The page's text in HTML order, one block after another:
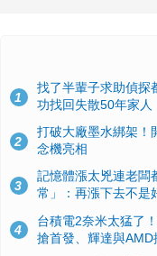
1
找了半輩子求助偵探
功找回失散50年家人
2
打破大廠墨水綁架！
念機亮相
3
記憶體漲太兇連老闆
常」：再漲下去不是
4
台積電2奈米太猛了
搶首發、輝達與AMD